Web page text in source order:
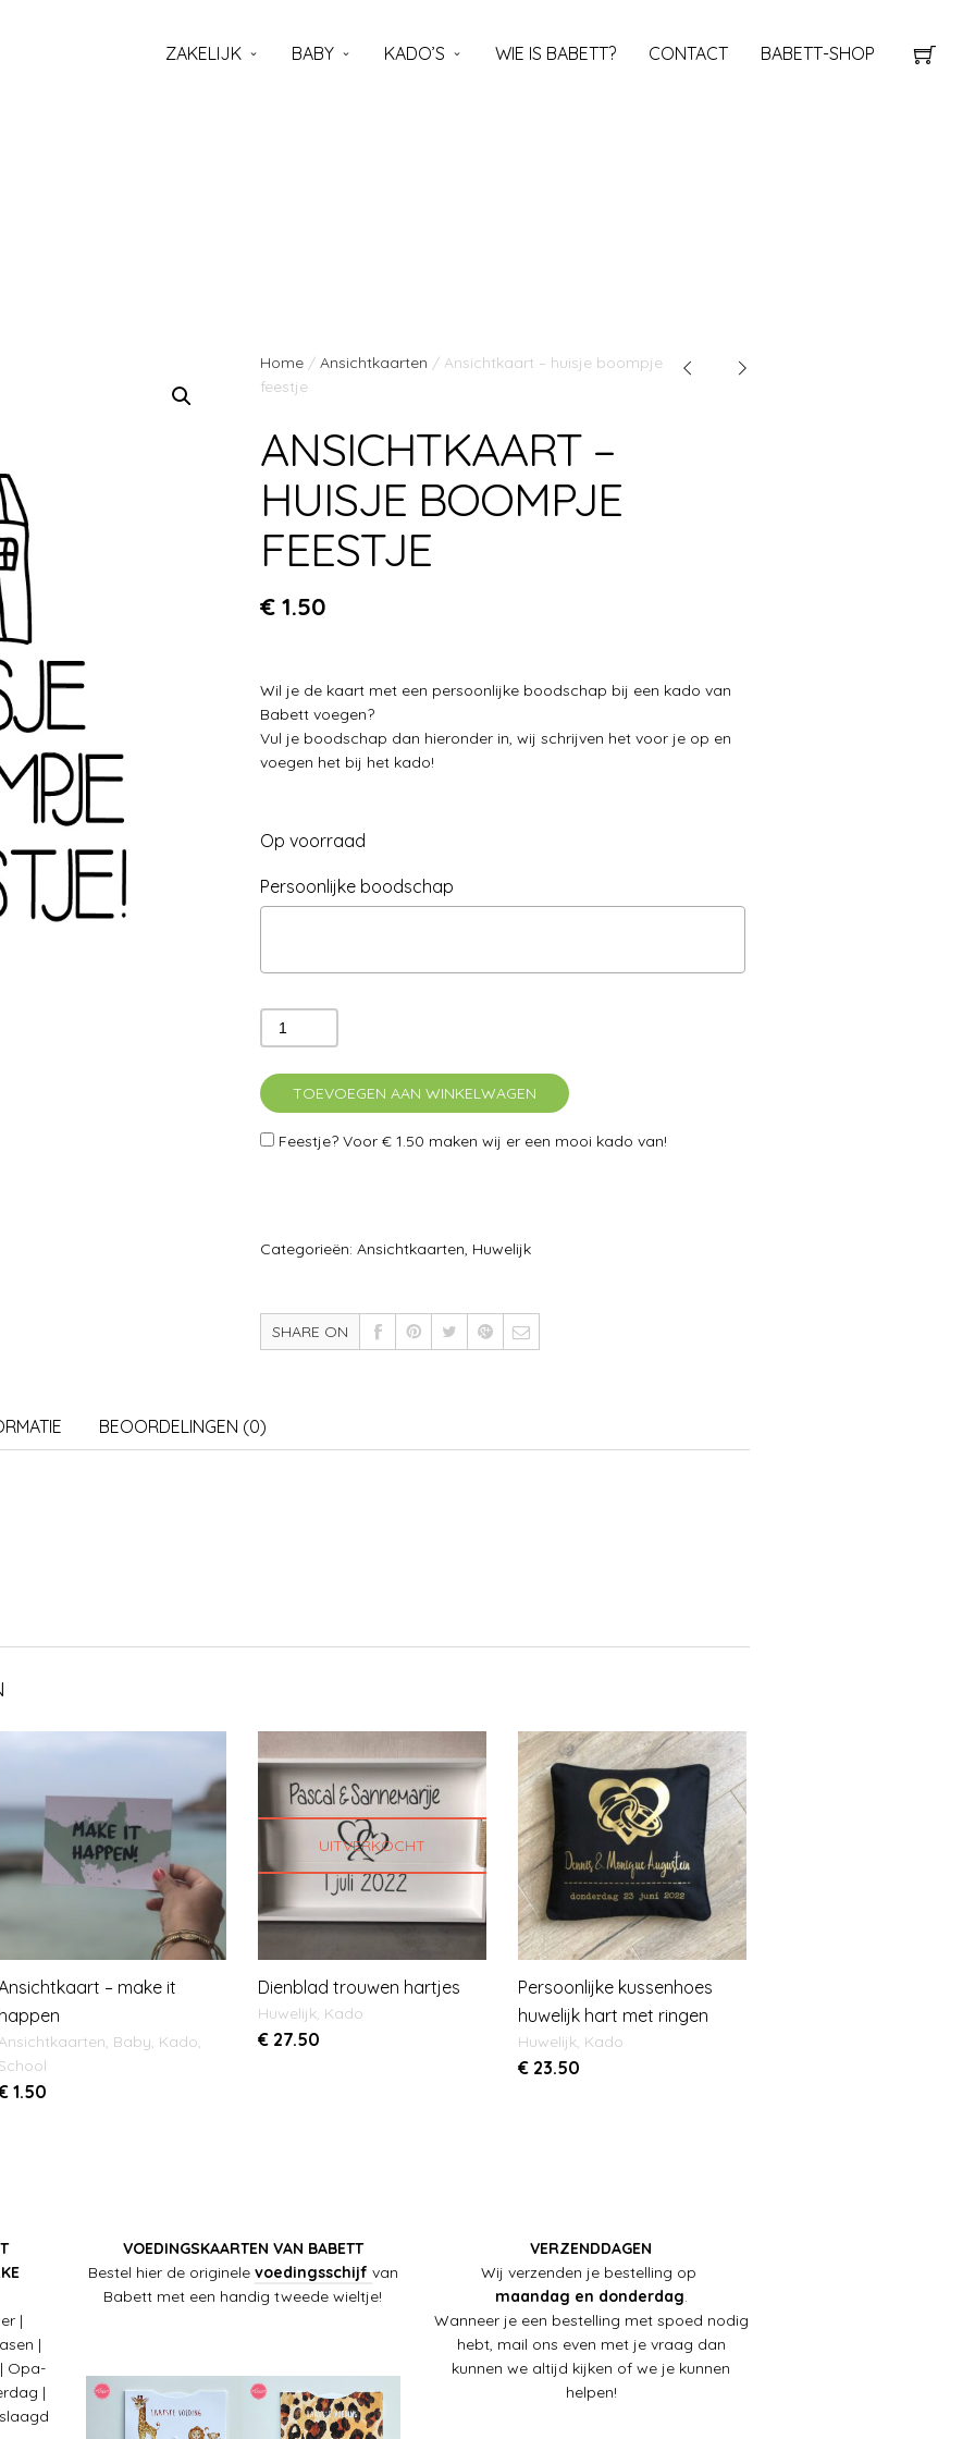
ZAKELIJK BABY KADO’S WIE IS BABETT? CONTACT BABETT-SHOP
Home / Ansichtkaarten / Ansichtkaart – huisje boompje
feestje
ANSICHTKAART –
HUISJE BOOMPJE
FEESTJE
€ 1.50
Wil je de kaart met een persoonlijke boodschap bij een kado van
Babett voegen?
Vul je boodschap dan hieronder in, wij schrijven het voor je op en
voegen het bij het kado!
Op voorraad
Persoonlijke boodschap
TOEVOEGEN AAN WINKELWAGEN
Feestje? Voor € 1.50 maken wij er een mooi kado van!
Categorieën: Ansichtkaarten, Huwelijk
SHARE ON
BEOORDELINGEN (0)
– make it
happen
, Baby, Kado,
1.50
UITVERKOCHT
Dienblad trouwen hartjes
Huwelijk, Kado
€ 27.50
Persoonlijke kussenhoes
huwelijk hart met ringen
Huwelijk, Kado
€ 23.50
|
|
Opa-
|
VOEDINGSKAARTEN VAN BABETT
Bestel hier de originele voedingsschijf van
Babett met een handig tweede wieltje!
VERZENDDAGEN
Wij verzenden je bestelling op
maandag en donderdag.
Wanneer je een bestelling met spoed nodig
hebt, mail ons even met je vraag dan
kunnen we altijd kijken of we je kunnen
helpen!